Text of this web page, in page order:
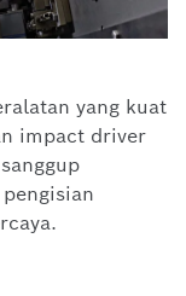
yang kuat
impact driver